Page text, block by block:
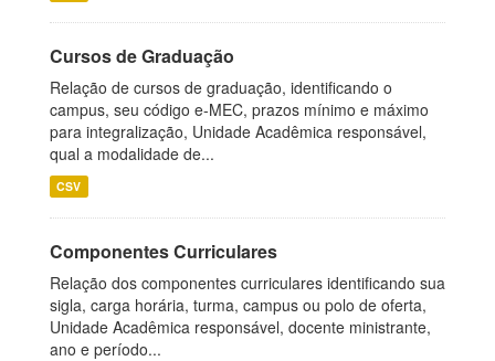
Cursos de Graduação
Relação de cursos de graduação, identificando o
campus, seu código e-MEC, prazos mínimo e máximo
para integralização, Unidade Acadêmica responsável,
qual a modalidade de...
CSV
Componentes Curriculares
Relação dos componentes curriculares identificando sua
sigla, carga horária, turma, campus ou polo de oferta,
Unidade Acadêmica responsável, docente ministrante,
ano e período...